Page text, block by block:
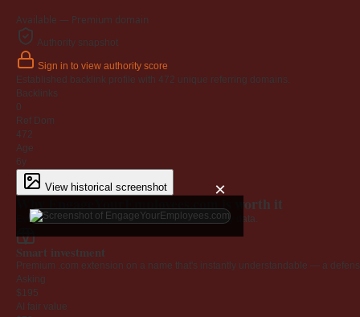
Available — Premium domain
Authority snapshot
Sign in to view authority score
Established backlink profile with 472 unique referring domains.
Backlinks
0
Ref Dom
472
Age
6y
View historical screenshot ×
Why EngageYourEmployees.com is worth it
Every claim below is backed by verified third-party data.
Smart investment
Premium .com extension on a name that's instantly understandable — a
Asking
$195
AI fair value